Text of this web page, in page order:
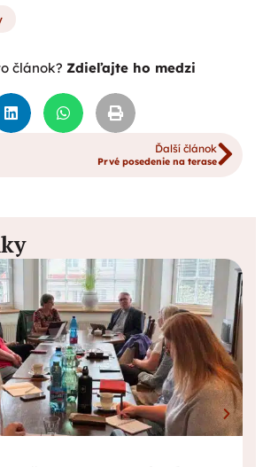
článok? Zdieľajte ho medzi
Ďalší článok
Prvé posedenie na terase